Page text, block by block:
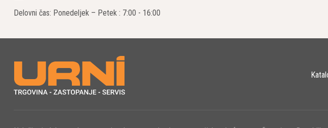
Delovni čas: Ponedeljek – Petek : 7:00 - 16:00